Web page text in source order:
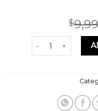
$
Film Plástico